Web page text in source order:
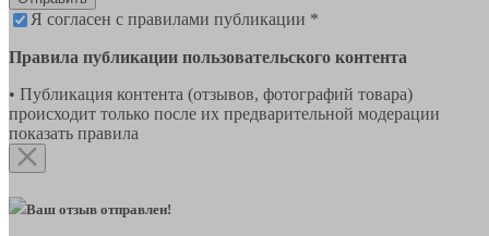
Я согласен с правилами публикации *
Правила публикации пользовательского контента
• Публикация контента (отзывов, фотографий товара)
происходит только после их предварительной модерации
показать правила
Ваш отзыв отправлен!